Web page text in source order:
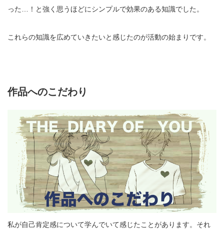
った…！と強く思うほどにシンプルで効果のある知識でした。
これらの知識を広めていきたいと感じたのが活動の始まりです。
作品へのこだわり
私が自己肯定感について学んでいて感じたことがあります。それ